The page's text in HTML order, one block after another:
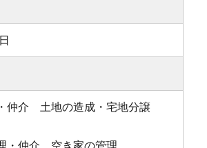
仲介 土地の造成・宅地分譲
・仲介 空き家の管理